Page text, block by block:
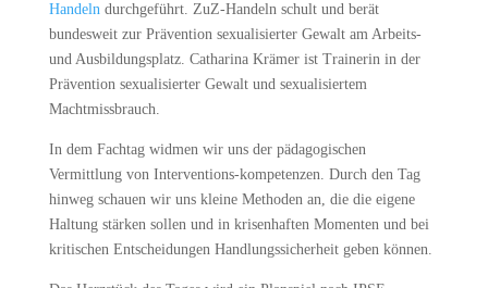
Handelndurchgeführt. ZuZ-Handeln schult und berät
bundesweit zur Prävention sexualisierter Gewalt am Arbeits-
und Ausbildungsplatz. Catharina Krämer ist Trainerin in der
Prävention sexualisierter Gewalt und sexualisiertem
Machtmissbrauch.
In dem Fachtag widmen wir uns der pädagogischen
Vermittlung von Interventions-kompetenzen. Durch den Tag
hinweg schauen wir uns kleine Methoden an, die die eigene
Haltung stärken sollen und in krisenhaften Momenten und bei
kritischen Entscheidungen Handlungssicherheit geben können.